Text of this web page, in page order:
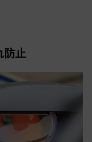
防止